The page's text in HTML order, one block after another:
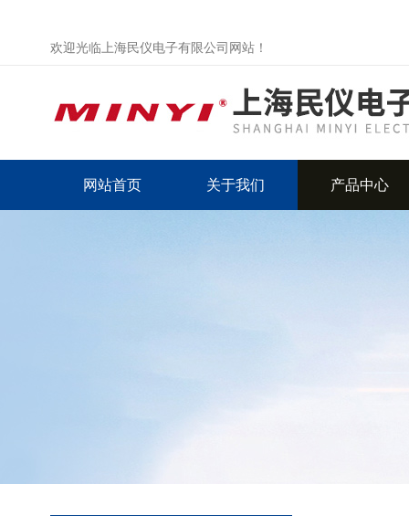
欢迎光临上海民仪电子有限公司网站！
网站首页 关于我们 产品中心